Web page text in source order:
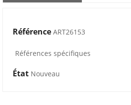
Référence ART26153
Références spécifiques
État Nouveau